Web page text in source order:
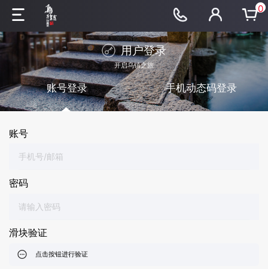
0
用户登录
开启乌镇之旅
账号登录 手机动态码登录
账号
密码
滑块验证
点击按钮进行验证